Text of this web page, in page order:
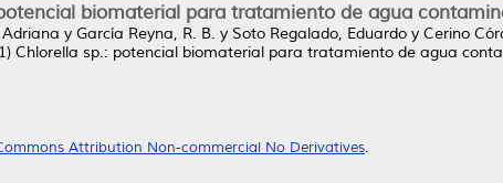
biomaterial para tratamiento de agua
y García Reyna, R. B. y Soto Regalado, Eduardo y Cerino
Chlorella sp.: potencial biomaterial para tratamiento de agua
Attribution Non-commercial No Derivatives.